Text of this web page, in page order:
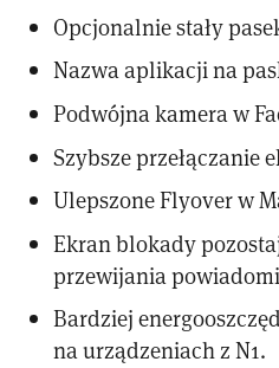
Opcjonalnie stały
Nazwa aplikacji na
Podwójna kamera w
Szybsze przełączanie
Ulepszone Flyover w
Ekran blokady
przewijania
Bardziej
na urządzeniach z N1.